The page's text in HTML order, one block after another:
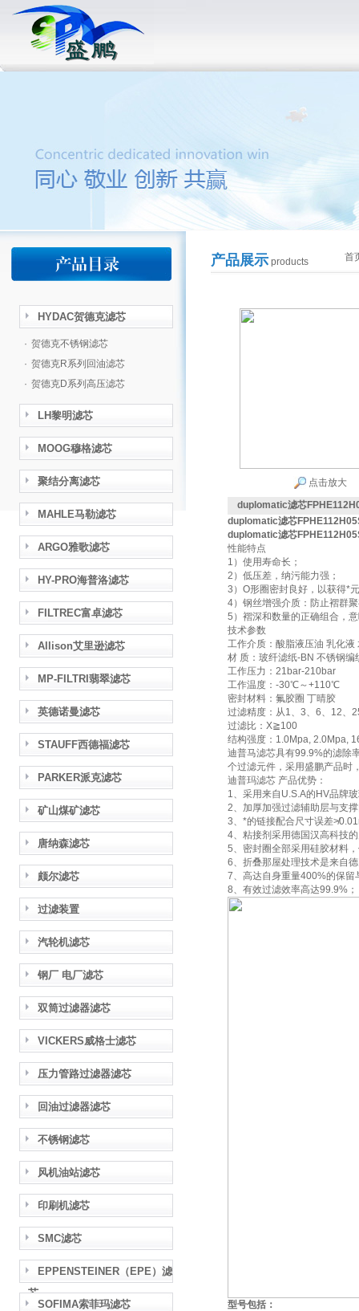
HYDAC贺德克滤芯
· 贺德克不锈钢滤芯
· 贺德克R系列回油滤芯
· 贺德克D系列高压滤芯
LH黎明滤芯
MOOG穆格滤芯
聚结分离滤芯
MAHLE马勒滤芯
ARGO雅歌滤芯
HY-PRO海普洛滤芯
FILTREC富卓滤芯
Allison艾里逊滤芯
MP-FILTRI翡翠滤芯
英德诺曼滤芯
STAUFF西德福滤芯
PARKER派克滤芯
矿山煤矿滤芯
唐纳森滤芯
颇尔滤芯
过滤装置
汽轮机滤芯
钢厂 电厂滤芯
双筒过滤器滤芯
VICKERS威格士滤芯
压力管路过滤器滤芯
回油过滤器滤芯
不锈钢滤芯
风机油站滤芯
印刷机滤芯
SMC滤芯
EPPENSTEINER（EPE）滤
芯
SOFIMA索菲玛滤芯
产品展示products 首
点击放大
duplomatic滤芯
duplomatic滤芯
duplomatic滤芯
性能特点
1）使用寿命长；
2）低压差，纳污能力强；
3）O形圈密封良好，以获得*
4）钢丝增强介质：防止褶群
5）褶深和数量的正确组合，
技术参数
工作介质：酸脂液压油 乳化液
材 质：玻纤滤纸-BN 不锈钢
工作压力：21bar-210bar
工作温度：-30℃～+110℃
密封材料：氟胶圈 丁晴胶
过滤精度：从1、3、6、12
过滤比：X≧100
结构强度：1.0Mpa, 2.0Mpa,
迪普马滤芯具有99.9%的滤除
个过滤元件，采用盛鹏产品时
迪普玛滤芯 产品优势：
1、采用来自U.S.A的HV品牌
2、加厚加强过滤辅助层与支
3、*的链接配合尺寸误差
4、粘接剂采用德国汉高科技
5、密封圈全部采用硅胶材料
6、折叠那屋处理技术是来自
7、高达自身重量400%的保留
8、有效过滤效率高达99.9%；
型号包括：